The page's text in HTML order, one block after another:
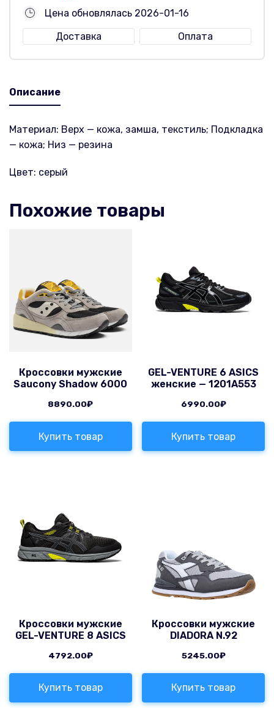
Цена обновлялась 2026-01-16
Доставка
Оплата
Описание
Материал: Верх — кожа, замша, текстиль; Подкладка
— кожа; Низ — резина
Цвет: серый
Похожие товары
Кроссовки мужские
Saucony Shadow 6000
8890.00₽
Купить товар
GEL-VENTURE 6 ASICS
женские — 1201A553
6990.00₽
Купить товар
Кроссовки мужские
GEL-VENTURE 8 ASICS
4792.00₽
Купить товар
Кроссовки мужские
DIADORA N.92
5245.00₽
Купить товар